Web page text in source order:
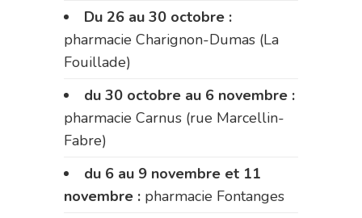
Du 26 au 30 octobre :
pharmacie Charignon-Dumas (La
Fouillade)
du 30 octobre au 6 novembre :
pharmacie Carnus (rue Marcellin-
Fabre)
du 6 au 9 novembre et 11
novembre : pharmacie Fontanges